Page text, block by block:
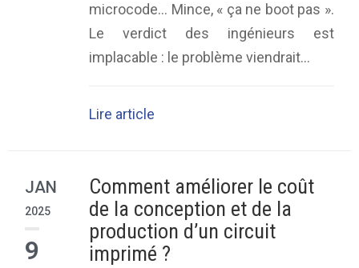
microcode… Mince, « ça ne boot pas ».
Le verdict des ingénieurs est
implacable : le problème viendrait...
Lire article
JAN
2025
9
Comment améliorer le coût
de la conception et de la
production d’un circuit
imprimé ?